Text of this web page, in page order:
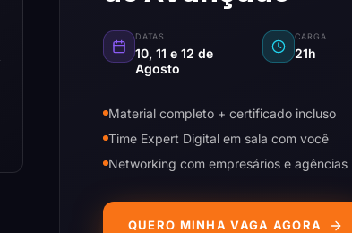
DATAS
10, 11 e 12 de
Agosto
CARGA
21h
Material completo + certificado incluso
Time Expert Digital em sala com você
Networking com empresários e agências
QUERO MINHA VAGA AGORA